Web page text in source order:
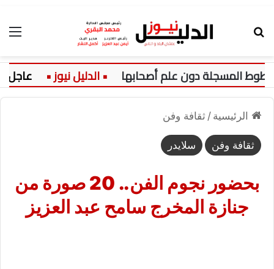
دون علم أصحابها عاجل:
الرئيسية / ثقافة وفن
ثقافة وفن سلايدر
بحضور نجوم الفن.. 20 صورة من
جنازة المخرج سامح عبد العزيز